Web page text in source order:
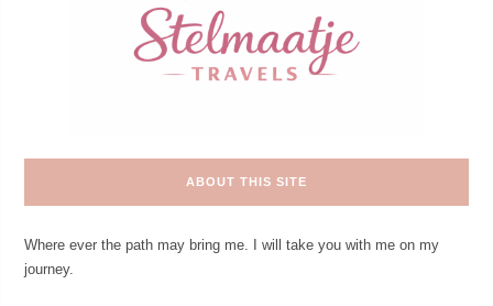
ABOUT THIS SITE
Where ever the path may bring me. I will take you with me on my
journey.